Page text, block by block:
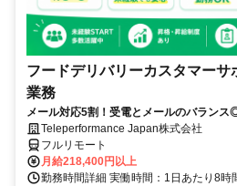
フードデリバリーカスタマーサ
業務
メール対応5割！受電とメールのバラン
Teleperformance Japan株式会社
フルリモート
月給218,400円以上
勤務時間詳細 実働時間：1日あたり8時